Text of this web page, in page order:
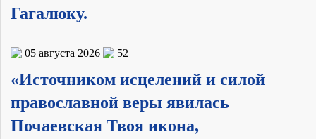
Гагалюку.
05 августа 2026 52
«Источником исцелений и силой
православной веры явилась
Почаевская Твоя икона,